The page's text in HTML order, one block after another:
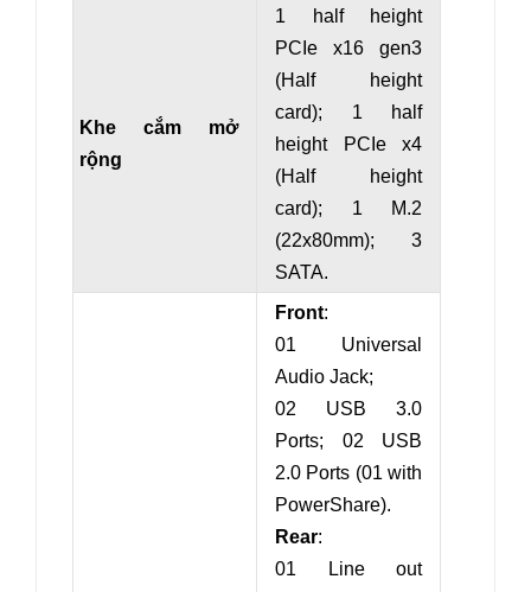
Khe cắm mở
rộng
1 half height
PCIe x16 gen3
(Half height
card); 1 half
height PCIe x4
(Half height
card); 1 M.2
(22x80mm); 3
SATA.
Front:
01 Universal
Audio Jack;
02 USB 3.0
Ports; 02 USB
2.0 Ports (01 with
PowerShare).
Rear:
01 Line out